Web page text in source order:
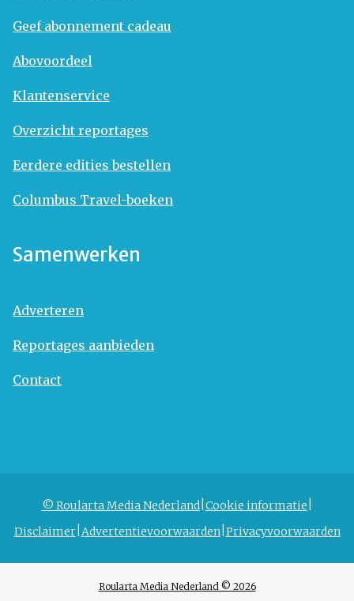
Geef abonnement cadeau
Abovoordeel
Klantenservice
Overzicht reportages
Eerdere edities bestellen
Columbus Travel-boeken
Samenwerken
Adverteren
Reportages aanbieden
Contact
© Roularta Media Nederland Cookie informatie
Disclaimer Advertentievoorwaarden Privacyvoorwaarden
Roularta Media Nederland © 2026